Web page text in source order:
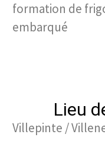
formation de
embarqué
Lieu
Villepinte /